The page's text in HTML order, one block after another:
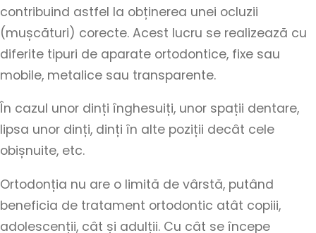
contribuind astfel la obținerea unei ocluzii
(mușcături) corecte. Acest lucru se realizează cu
diferite tipuri de aparate ortodontice, fixe sau
mobile, metalice sau transparente.
În cazul unor dinți înghesuiți, unor spații dentare,
lipsa unor dinți, dinți în alte poziții decât cele
obișnuite, etc.
Ortodonția nu are o limită de vârstă, putând
beneficia de tratament ortodontic atât copiii,
adolescenții, cât și adulții. Cu cât se începe